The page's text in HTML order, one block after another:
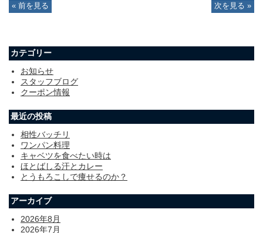
« 前を見る 次を見る »
カテゴリー
お知らせ
スタッフブログ
クーポン情報
最近の投稿
相性バッチリ
ワンパン料理
キャベツを食べたい時は
ほとばしる汗とカレー
とうもろこしで痩せるのか？
アーカイブ
2026年8月
2026年7月